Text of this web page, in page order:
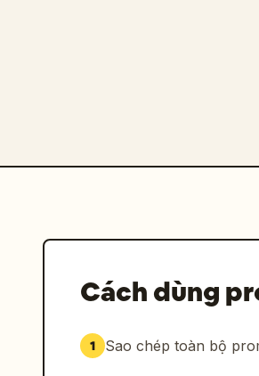
Cách dùng
1 Sao chép toàn bộ